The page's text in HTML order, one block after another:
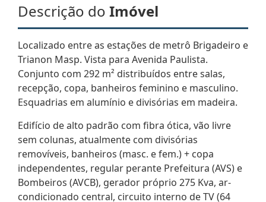
Descrição do Imóvel
Localizado entre as estações de metrô Brigadeiro e
Trianon Masp. Vista para Avenida Paulista.
Conjunto com 292 m² distribuídos entre salas,
recepção, copa, banheiros feminino e masculino.
Esquadrias em alumínio e divisórias em madeira.
Edifício de alto padrão com fibra ótica, vão livre
sem colunas, atualmente com divisórias
removíveis, banheiros (masc. e fem.) + copa
independentes, regular perante Prefeitura (AVS) e
Bombeiros (AVCB), gerador próprio 275 Kva, ar-
condicionado central, circuito interno de TV (64